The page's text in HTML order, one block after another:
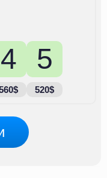
4 5
520$